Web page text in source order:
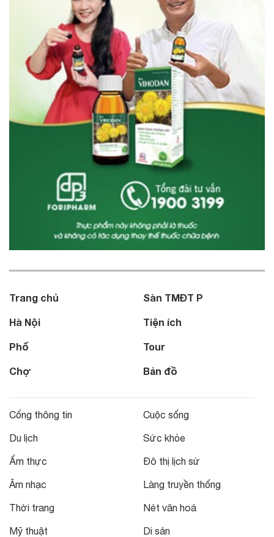
Trang chủ
Hà Nội
Phố
Chợ
Sàn TMĐT P
Tiện ích
Tour
Bản đồ
Cổng thông tin
Du lịch
Ẩm thực
Âm nhạc
Thời trang
Mỹ thuật
Cuộc sống
Sức khỏe
Đô thị lịch sử
Làng truyền thống
Nét văn hoá
Di sản